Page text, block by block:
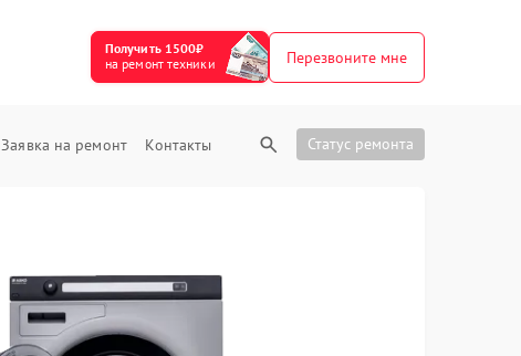
Получить 1500₽
на ремонт техники
Перезвоните мне
Заявка на ремонт Контакты Статус ремонта